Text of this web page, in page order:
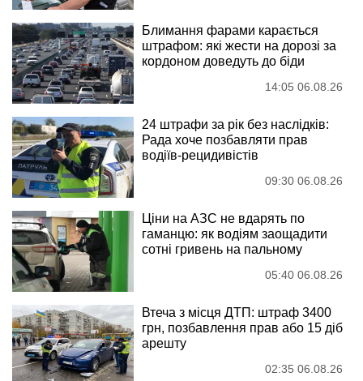
Блимання фарами карається
штрафом: які жести на дорозі за
кордоном доведуть до біди
14:05 06.08.26
24 штрафи за рік без наслідків:
Рада хоче позбавляти прав
водіїв-рецидивістів
09:30 06.08.26
Ціни на АЗС не вдарять по
гаманцю: як водіям заощадити
сотні гривень на пальному
05:40 06.08.26
Втеча з місця ДТП: штраф 3400
грн, позбавлення прав або 15 діб
арешту
02:35 06.08.26